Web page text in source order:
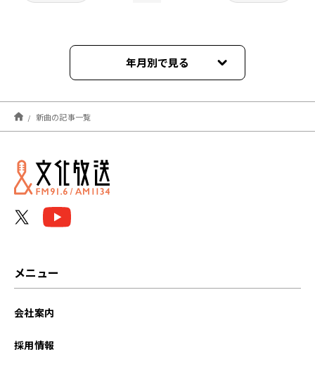
年月別で見る
2023年07月
2023年04月
2022年03月
新曲の記事一覧
メニュー
会社案内
採用情報